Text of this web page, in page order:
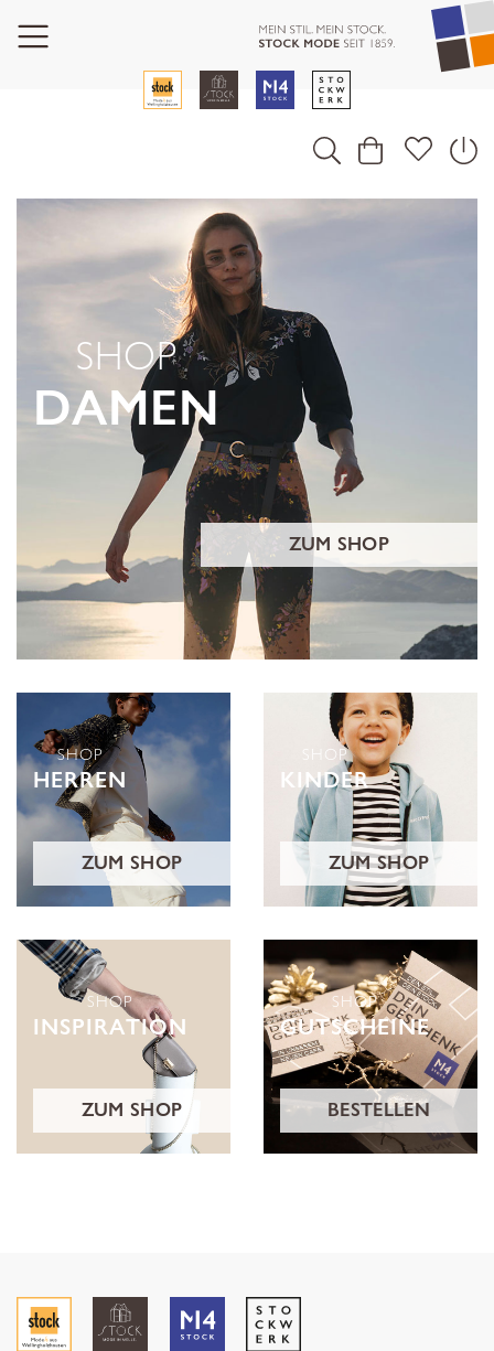
SHOP
DAMEN
ZUM SHOP
SHOP
HERREN
ZUM SHOP
SHOP
KINDER
ZUM SHOP
SHOP
INSPIRATION
ZUM SHOP
SHOP
GUTSCHEINE
BESTELLEN